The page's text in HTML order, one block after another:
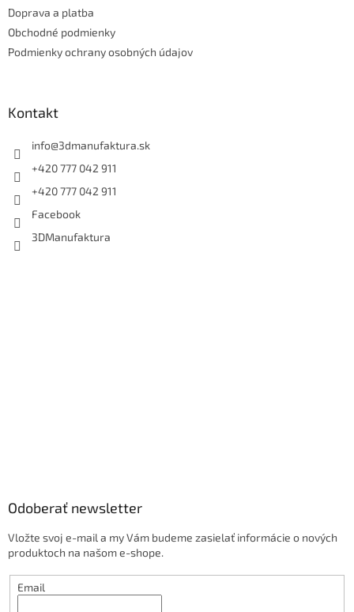
Doprava a platba
Obchodné podmienky
Podmienky ochrany osobných údajov
Kontakt
info@3dmanufaktura.sk
+420 777 042 911
+420 777 042 911
Facebook
3DManufaktura
Odoberať newsletter
Vložte svoj e-mail a my Vám budeme zasielať informácie o nových
produktoch na našom e-shope.
Email